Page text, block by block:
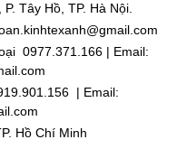
Tây Hồ, TP. Hà Nội.
0977.371.166 | Email:
| Email:
Hồ Chí Minh